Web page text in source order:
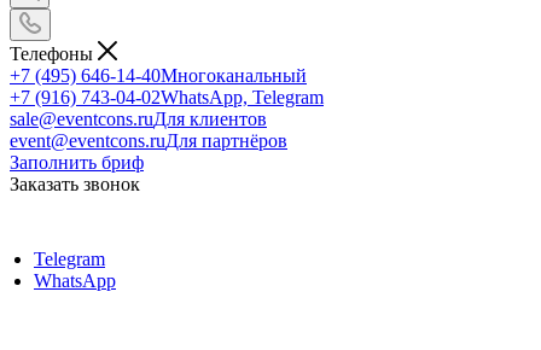
Телефоны
+7 (495) 646-14-40Многоканальный
+7 (916) 743-04-02WhatsApp, Telegram
sale@eventcons.ruДля клиентов
event@eventcons.ruДля партнёров
Заполнить бриф
Заказать звонок
Telegram
WhatsApp